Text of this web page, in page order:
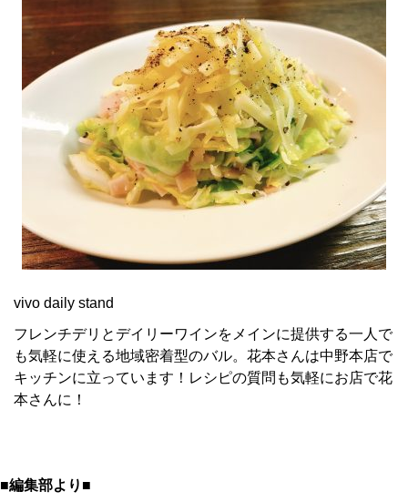
vivo daily stand
フレンチデリとデイリーワインをメインに提供する一人で
も気軽に使える地域密着型のバル。花本さんは中野本店で
キッチンに立っています！レシピの質問も気軽にお店で花
本さんに！
■編集部より■